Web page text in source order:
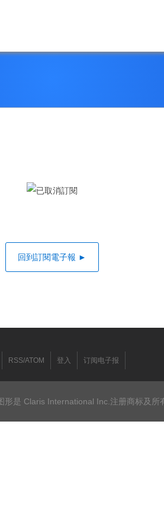
回到訂閱電子報
RSS/ATOM 登入 订阅电子报
是 Claris International Inc.注册商标及所